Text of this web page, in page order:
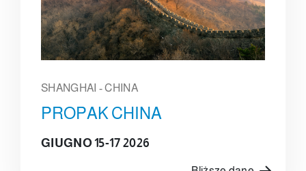
SHANGHAI - CHINA
PROPAK CHINA
GIUGNO 15-17 2026